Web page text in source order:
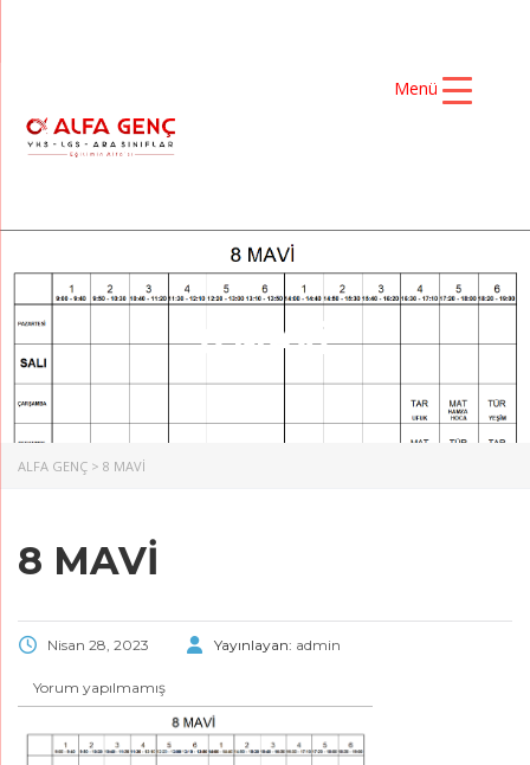
Menü
8 MAVİ
ALFA GENÇ > 8 MAVİ
8 MAVİ
Nisan 28, 2023 Yayınlayan: admin
Yorum yapılmamış